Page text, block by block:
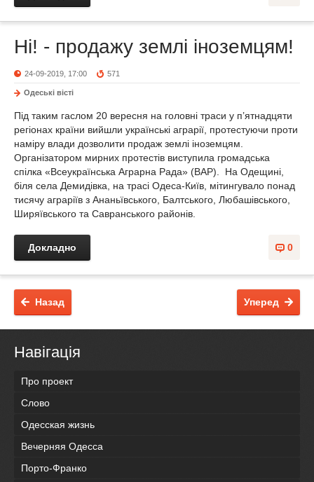
Ні! - продажу землі іноземцям!
24-09-2019, 17:00 571
Одеськi вiстi
Під таким гаслом 20 вересня на головні траси у п’ятнадцяти
регіонах країни вийшли українські аграрії, протестуючи проти
наміру влади дозволити продаж землі іноземцям.
Організатором мирних протестів виступила громадська
спілка «Всеукраїнська Аграрна Рада» (ВАР). На Одещині,
біля села Демидів­ка, на трасі Одеса-Київ, мітингувало понад
тисячу аграріїв з Ананьївського, Балтського, Любашів­ського,
Ширяївського та Савранського районів.
0
Докладно
Уперед
Назад
Навігація
Про проект
Слово
Одесская жизнь
Вечерняя Одесса
Порто-Франко